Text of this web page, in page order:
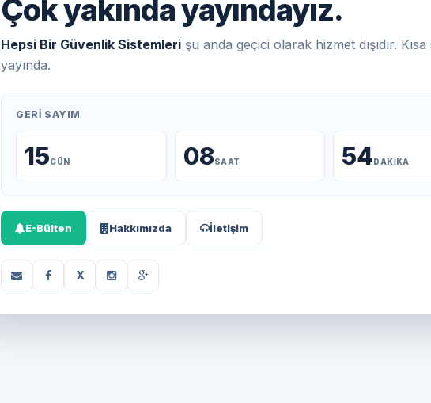
Çok yakında yayındayız.
Hepsi Bir Güvenlik Sistemleri şu anda geçici olarak hizmet dışıdır.
yayında.
GERI SAYIM
15GÜN 08SAAT 54DAKIKA
E-Bülten Hakkımızda İletişim
X